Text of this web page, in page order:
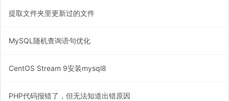
提取文件夹里更新过的文件
MySQL随机查询语句优化
CentOS Stream 9安装mysql8
PHP代码报错了，但无法知道出错原因